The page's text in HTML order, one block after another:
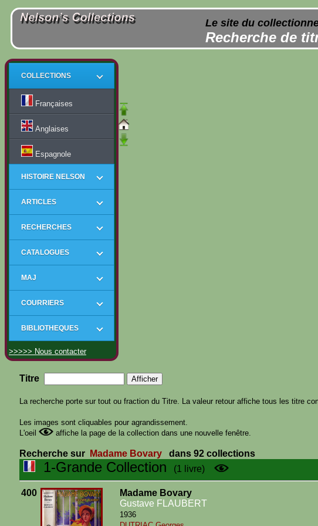
Le site du
Recherche de
COLLECTIONS
Françaises
Anglaises
Espagnole
HISTOIRE NELSON
ARTICLES
RECHERCHES
CATALOGUES
MAJ
COURRIERS
BIBLIOTHEQUES
>>>>> Nous contacter
Titre
La recherche porte sur tout ou fraction du Titre. La valeur retour affiche tous les titre
Les images sont cliquables pour agrandissement.
L'oeil
affiche la page de la collection dans une nouvelle fenêtre.
Recherche sur Madame Bovary dans 92 collections
1-Grande Collection (1 livre)
400
Madame Bovary
Gustave FLAUBERT
1936